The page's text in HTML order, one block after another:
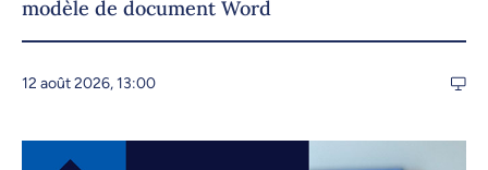
modèle de document Word
12 août 2026, 13:00